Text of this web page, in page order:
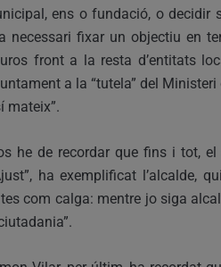
ens o fundació, o decidir
necessari fixar un objectiu en
front a la resta d’entitats
a la “tutela” del
mateix”.
he de recordar que fins i tot,
ha exemplificat l’alcalde,
com calga: mentre jo siga